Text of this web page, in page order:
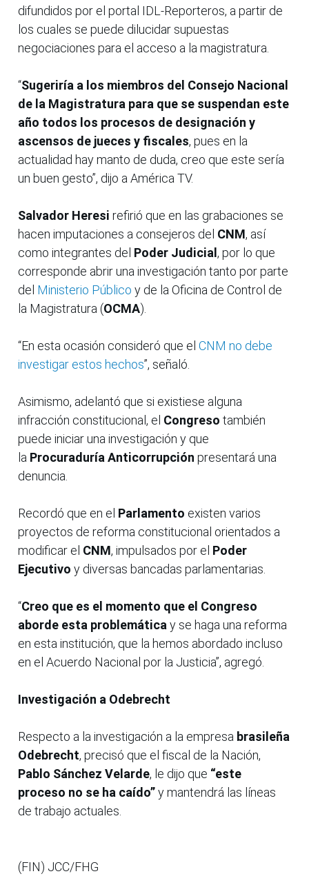
difundidos por el portal IDL-Reporteros, a partir de
los cuales se puede dilucidar supuestas
negociaciones para el acceso a la magistratura.
“Sugeriría a los miembros del Consejo Nacional
de la Magistratura para que se suspendan este
año todos los procesos de designación y
ascensos de jueces y fiscales, pues en la
actualidad hay manto de duda, creo que este sería
un buen gesto”, dijo a América TV.
Salvador Heresi refirió que en las grabaciones se
hacen imputaciones a consejeros del CNM, así
como integrantes del Poder Judicial , por lo que
corresponde abrir una investigación tanto por parte
del Ministerio Público y de la Oficina de Control de
la Magistratura (OCMA).
“En esta ocasión consideró que el CNM no debe
investigar estos hechos”, señaló.
Asimismo, adelantó que si existiese alguna
infracción constitucional, el Congreso también
puede iniciar una investigación y que
la Procuraduría Anticorrupción presentará una
denuncia.
Recordó que en el Parlamento existen varios
proyectos de reforma constitucional orientados a
modificar el CNM, impulsados por el Poder
Ejecutivo y diversas bancadas parlamentarias.
“Creo que es el momento que el Congreso
aborde esta problemática y se haga una reforma
en esta institución, que la hemos abordado incluso
en el Acuerdo Nacional por la Justicia”, agregó.
Investigación a Odebrecht
Respecto a la investigación a la empresa brasileña
Odebrecht, precisó que el fiscal de la Nación,
Pablo Sánchez Velarde, le dijo que “este
proceso no se ha caído”y mantendrá las líneas
de trabajo actuales.
(FIN) JCC/FHG